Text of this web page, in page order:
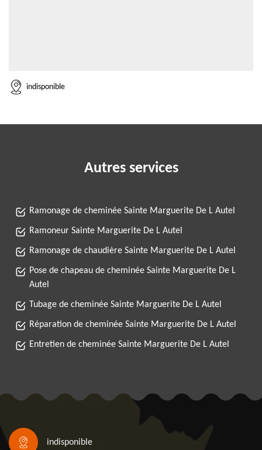
indisponible
Autres services
Ramonage de cheminée Sainte Marguerite De L Autel
Ramoneur Sainte Marguerite De L Autel
Ramonage de chaudière Sainte Marguerite De L Autel
Pose de chapeau de cheminée Sainte Marguerite De L
Autel
Tubage de cheminée Sainte Marguerite De L Autel
Réparation de cheminée Sainte Marguerite De L Autel
Entretien de cheminée Sainte Marguerite De L Autel
indisponible